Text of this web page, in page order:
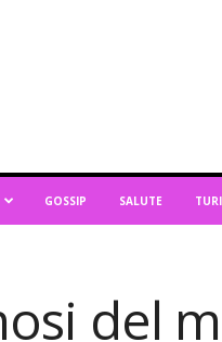
GOSSIP SALUTE
del